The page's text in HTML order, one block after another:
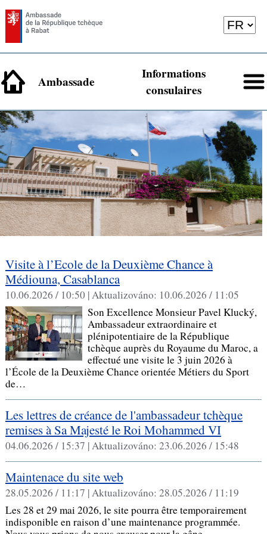
Ambassade
Informations
consulaires
Visite à l’Ecole de la Deuxième Chance à
Médiouna, Casablanca
10.06.2026 / 10:50 |Aktualizováno: 10.06.2026 / 11:05
Son Excellence Monsieur Pavel Klucký,
Ambassadeur extraordinaire et
plénipotentiaire de la République
tchèque auprès du Royaume du Maroc, a
effectué une visite le 3 juin 2026 à
l’École de la Deuxième Chance orientée Métiers du Sport
de…
Les lettres de créance de l'ambassadeur tchèque
remises à Sa Majesté le Roi Mohammed VI
04.06.2026 / 15:37 |Aktualizováno: 23.06.2026 / 15:48
Maintenace du site web
28.05.2026 / 11:17 |Aktualizováno: 28.05.2026 / 11:19
Les 28 et 29 mai 2026, le site pourra être temporairement
indisponible en raison d’une maintenance programmée.